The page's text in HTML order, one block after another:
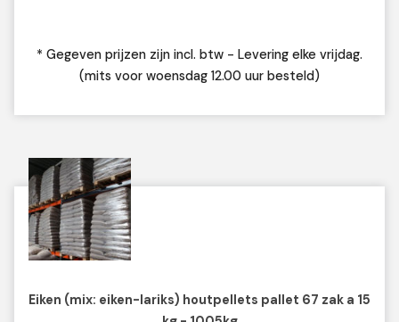
* Gegeven prijzen zijn incl. btw - Levering elke vrijdag.
(mits voor woensdag 12.00 uur besteld)
Eiken (mix: eiken-lariks) houtpellets pallet 67 zak a 15